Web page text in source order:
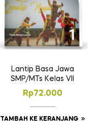
Lantip Basa Jawa
SMP/MTs Kelas VII
Rp72.000
TAMBAH KE KERANJANG